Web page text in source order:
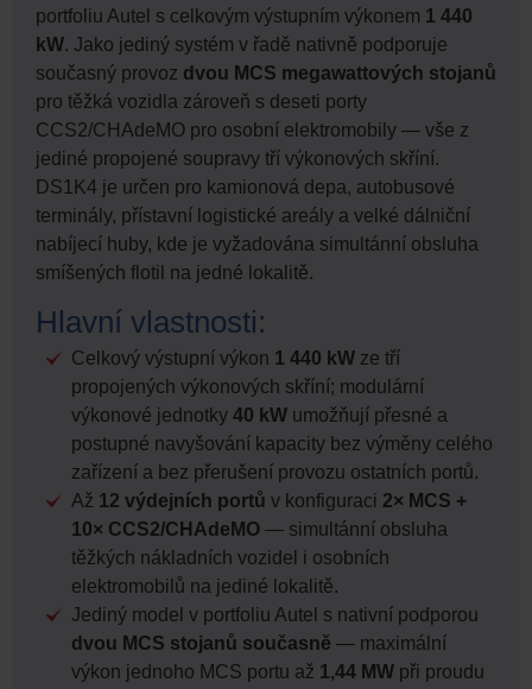
portfoliu Autel s celkovým výstupním výkonem 1 440
kW. Jako jediný systém v řadě nativně podporuje
současný provoz dvou MCS megawattových stojanů
pro těžká vozidla zároveň s deseti porty
CCS2/CHAdeMO pro osobní elektromobily — vše z
jediné propojené soupravy tří výkonových skříní.
DS1K4 je určen pro kamionová depa, autobusové
terminály, přístavní logistické areály a velké dálniční
nabíjecí huby, kde je vyžadována simultánní obsluha
smíšených flotil na jedné lokalitě.
Hlavní vlastnosti:
Celkový výstupní výkon 1 440 kW ze tří
propojených výkonových skříní; modulární
výkonové jednotky 40 kW umožňují přesné a
postupné navyšování kapacity bez výměny celého
zařízení a bez přerušení provozu ostatních portů.
Až 12 výdejních portů v konfiguraci 2× MCS +
10× CCS2/CHAdeMO — simultánní obsluha
těžkých nákladních vozidel i osobních
elektromobilů na jediné lokalitě.
Jediný model v portfoliu Autel s nativní podporou
dvou MCS stojanů současně — maximální
výkon jednoho MCS portu až 1,44 MW při proudu